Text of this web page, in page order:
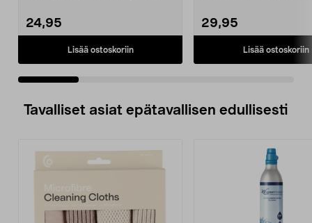
24,95
Lisää ostoskoriin
29,95
Lisää ostoskoriin
Tavalliset asiat epätavallisen edullisesti